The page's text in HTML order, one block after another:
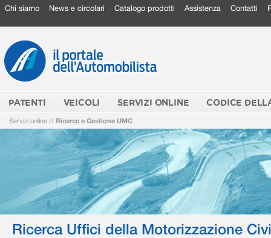
Chi siamo News e circolari Catalogo prodotti Assistenza Contatti
PATENTI VEICOLI SERVIZI ONLINE CODICE
Servizi online // Ricerca e Gestione UMC
Ricerca Uffici della Motorizzazione